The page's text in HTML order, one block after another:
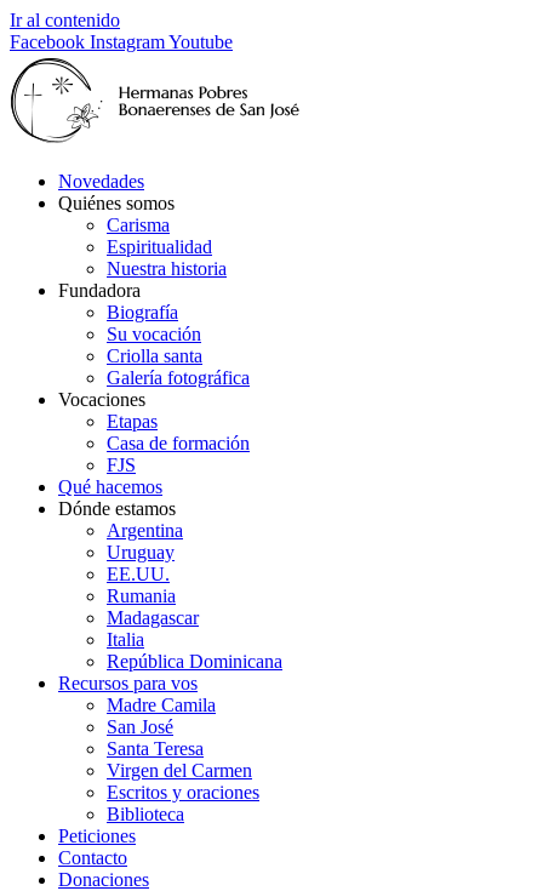
Ir al contenido
Facebook InstagramYoutube
Novedades
Quiénes somos
Carisma
Espiritualidad
Nuestra historia
Fundadora
Biografía
Su vocación
Criolla santa
Galería fotográfica
Vocaciones
Etapas
Casa de formación
FJS
Qué hacemos
Dónde estamos
Argentina
Uruguay
EE.UU.
Rumania
Madagascar
Italia
República Dominicana
Recursos para vos
Madre Camila
San José
Santa Teresa
Virgen del Carmen
Escritos y oraciones
Biblioteca
Peticiones
Contacto
Donaciones